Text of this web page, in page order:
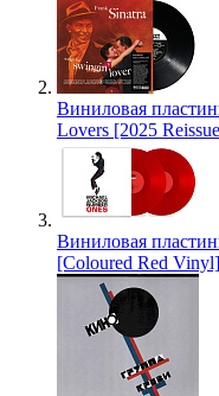
Виниловая
Lovers [2025
Виниловая
[Coloured Red